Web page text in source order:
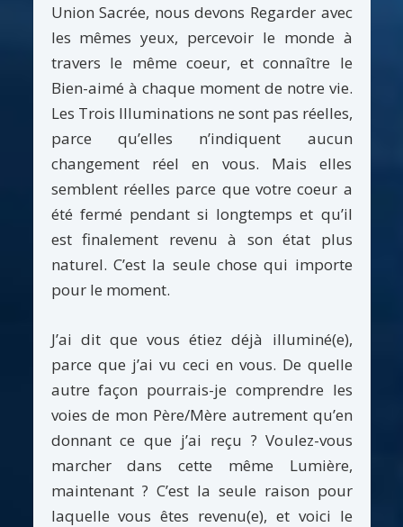
Union Sacrée, nous devons Regarder avec
les mêmes yeux, percevoir le monde à
travers le même coeur, et connaître le
Bien-aimé à chaque moment de notre vie.
Les Trois Illuminations ne sont pas réelles,
parce qu’elles n’indiquent aucun
changement réel en vous. Mais elles
semblent réelles parce que votre coeur a
été fermé pendant si longtemps et qu’il
est finalement revenu à son état plus
naturel. C’est la seule chose qui importe
pour le moment.
J’ai dit que vous étiez déjà illuminé(e),
parce que j’ai vu ceci en vous. De quelle
autre façon pourrais-je comprendre les
voies de mon Père/Mère autrement qu’en
donnant ce que j’ai reçu ? Voulez-vous
marcher dans cette même Lumière,
maintenant ? C’est la seule raison pour
laquelle vous êtes revenu(e), et voici le